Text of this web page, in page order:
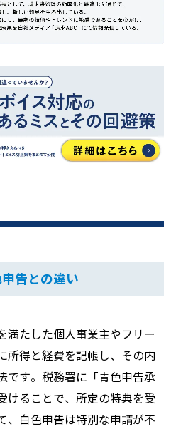
告との違い
満たした個人事業主やフリー
所得と経費を記帳し、その内
です。税務署に「青色申告承
けることで、所定の特典を受
、白色申告は特別な申請が不